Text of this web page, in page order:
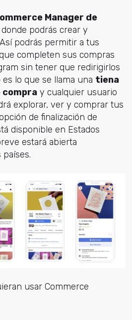
Manager de
podrás crear y
podrás permitir a tus
completen sus compras
sin tener que redirigirlos
lo que se llama una tiena
compray cualquier usuario
explorar, ver y comprar tus
de finalización de
disponible en Estados
estará abierta
usar Commerce